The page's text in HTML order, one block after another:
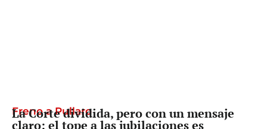
Freno a Pullaro
La Corte dividida, pero con un mensaje
claro: el tope a las jubilaciones es